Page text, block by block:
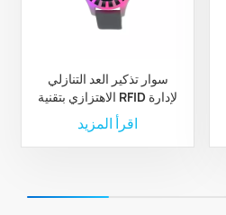
سوار تذكير العد التنازلي
الاهتزازي بتقنية RFID لإدارة
الجذب السياحي بناءً على
الوقت
اقرأ المزيد